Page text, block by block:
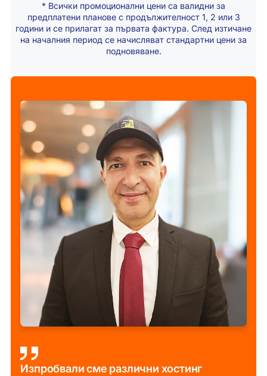
* Всички промоционални цени са валидни за
предплатени планове с продължителност 1, 2 или 3
години и се прилагат за първата фактура. След изтичане
на началния период се начисляват стандартни цени за
подновяване.
Изпробвали сме различни хостинг